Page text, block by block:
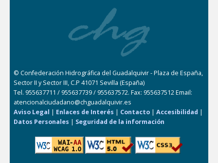
© Confederación Hidrográfica del Guadalquivir - Plaza de España,
Sector II y Sector III, C.P 41071 Sevilla (España)
Tel. 955637711 / 955637739 / 955637572. Fax: 955637512 Email:
atencionalciudadano@chguadalquivir.es
Aviso Legal | Enlaces de Interés | Contacto |Accesibilidad |
Datos Personales | Seguridad de la información